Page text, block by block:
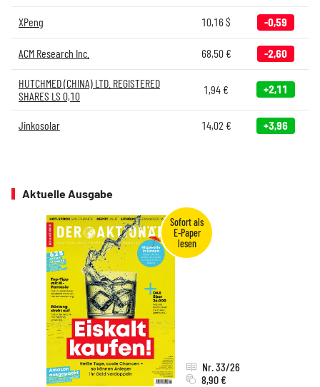
XPeng 10,16$ -0,59
ACM Research Inc. 68,50€ -2,60
HUTCHMED (CHINA) LTD. REGISTERED
SHARES LS 0,10
1,94 € +2,11
Jinkosolar 14,02 € +3,96
Aktuelle Ausgabe
Nr. 33/26
8,90 €